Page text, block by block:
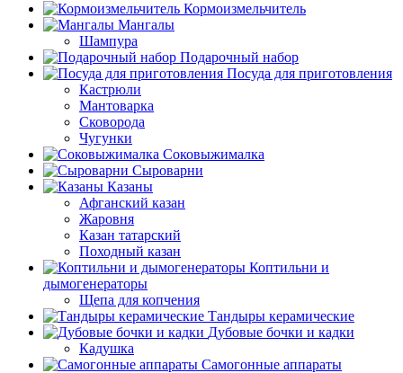
Кормоизмельчитель
Мангалы
Шампура
Подарочный набор
Посуда для приготовления
Кастрюли
Мантоварка
Сковорода
Чугунки
Соковыжималка
Сыроварни
Казаны
Афганский казан
Жаровня
Казан татарский
Походный казан
Коптильни и
дымогенераторы
Щепа для копчения
Тандыры керамические
Дубовые бочки и кадки
Кадушка
Самогонные аппараты